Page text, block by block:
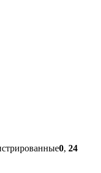
0, 24